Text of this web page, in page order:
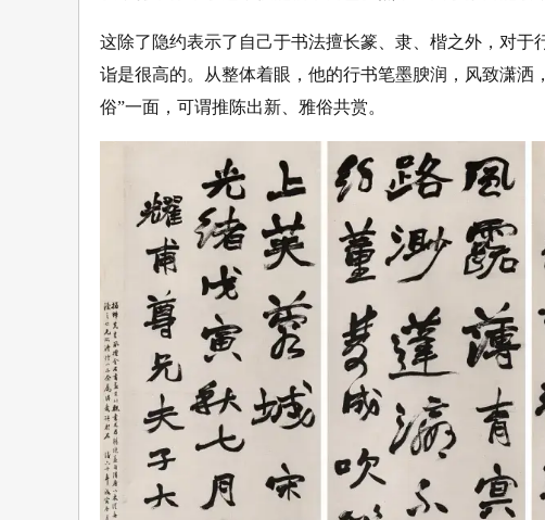
这除了隐约表示了自己于书法擅长篆、隶、楷之外，对
诣是很高的。从整体着眼，他的行书笔墨腴润，风致潇洒
俗”一面，可谓推陈出新、雅俗共赏。